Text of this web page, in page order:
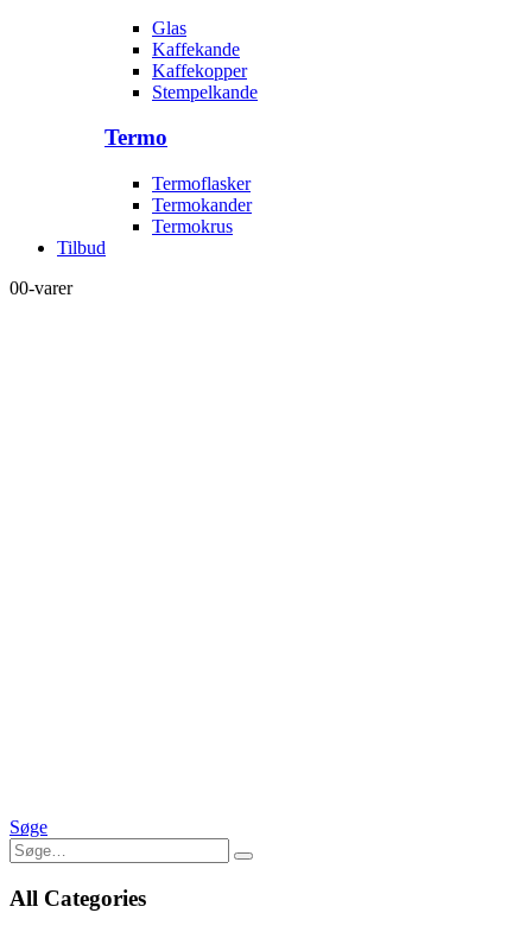
Glas
Kaffekande
Kaffekopper
Stempelkande
Termo
Termoflasker
Termokander
Termokrus
Tilbud
00-varer
Søge
All Categories